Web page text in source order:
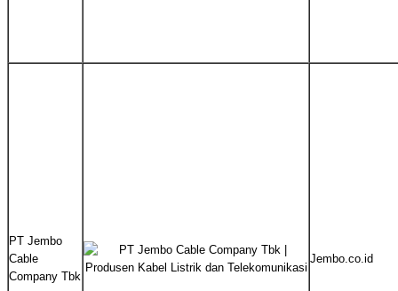
PT Jembo
Cable
Company Tbk
Jembo.co.id